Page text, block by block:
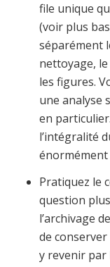
file unique
(voir plus
séparément
nettoyage, le
les figures.
une analyse
en particulier.
l’intégralité
énormément
Pratiquez le
question
l’archivage
de
y revenir par